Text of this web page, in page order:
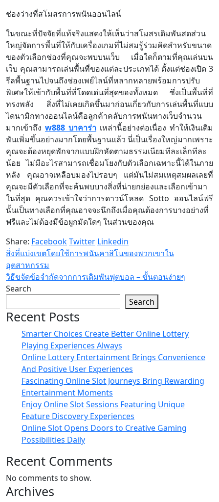
ช่องว่างที่สโมสรการพนันออนไลน์
ในขณะที่ปัจจัยที่แท้จริงแสดงให้เห็นว่าสโมสรเดิมพันสดส่วน
ใหญ่จัดการพื้นที่ให้กับเครื่องเกมที่ไม่สมรู้ร่วมคิดสำหรับขนาด
ของตัวเลือกช่องที่คุณจะพบบนเว็บ เมื่อใดก็ตามที่คุณเล่นบน
เว็บ คุณสามารถเล่นพื้นที่ของแต่ละประเภทได้ ตั้งแต่ช่องเปิด 3
รีลพื้นฐานไปจนถึงช่องเพย์ไลน์ที่หลากหลายพร้อมการปรับ
พิเศษให้เข้ากับพื้นที่ที่โดดเด่นที่สุดของทั้งหมด ซึ่งเป็นพื้นที่ที่
ทรงพลัง สิ่งที่ไม่เคยเกิดขึ้นมาก่อนเกี่ยวกับการเล่นพื้นที่แบบ
ไดนามิกทางออนไลน์คือลูกค้าคลับการพนันทางเว็บจำนวน
มากเข้าถึง w888 บาคาร่า เหล่านี้อย่างต่อเนื่อง ทำให้เงินเดิม
พันเพิ่มขึ้นอย่างมากโดยพื้นฐานแล้ว นี่เป็นเรื่องใหญ่มากเพราะ
คุณจะต้องหยุดพักจากแบบฝึกหัดตามธรรมเนียมทีละเล็กทีละ
น้อย ไม่มีอะไรสามารถเชื่อมโยงกับตัวเลือกเฉพาะนี้ได้ในภาย
หลัง คุณอาจเหลือบมองไปรอบๆ แต่มันไม่สมเหตุสมผลเลยที่
คุณจะมีตัวเลือกที่จะค้นพบบางสิ่งที่น่ายกย่องและเลือกเข้ามา
ในที่สุด คุณควรเข้าใจว่าการดาวน์โหลด Sotto ออนไลน์ฟรี
นั้นเป็นทางเลือกที่คุณอาจจะนึกถึงเมื่อคุณต้องการบางอย่างที่
ฟรีและไม่ต้องมีข้อผูกมัดใดๆ ในส่วนของคุณ
Share: FacebookTwitter Linkedin
สิ่งที่แบ่งเขตโดยใช้การพนันคาสิโนของพวกเขาใน
อุตสาหกรรม
วิธีขจัดข้อจำกัดจากการเดิมพันฟุตบอล – ขั้นตอนง่ายๆ
Search
Search
Recent Posts
Smarter Choices Create Better Online Lottery
Playing Experiences Always
Online Lottery Entertainment Brings Convenience
And Positive User Experiences
Fascinating Online Slot Journeys Bring Rewarding
Entertainment Moments
Enjoy Online Slot Sessions Featuring Unique
Feature Discovery Experiences
Online Slot Opens Doors to Creative Gaming
Possibilities Daily
Recent Comments
No comments to show.
Archives